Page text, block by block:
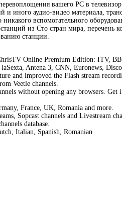
вашего PC в
иного аудио-видео материала,
вспомогательного
из Сто стран мира, перечень
станции.
Online Premium Edition: ITV,
Antena 3, CNN, Euronews,
and improved the Flash stream
Veetle channels.
without opening any browsers.
France, UK, Romania and more.
Sopcast channels and Livestream
database.
Italian, Spanish, Romanian